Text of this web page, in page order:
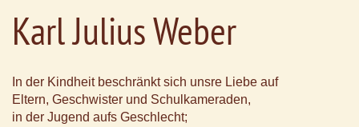
Karl Julius Weber
In der Kindheit beschränkt sich unsre Liebe auf
Eltern, Geschwister und Schulkameraden,
in der Jugend aufs Geschlecht;